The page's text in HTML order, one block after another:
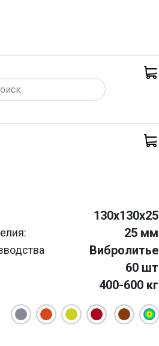
130х130х25
25 мм
Вибролитье
60 шт
400-600 кг
130 мм
мм